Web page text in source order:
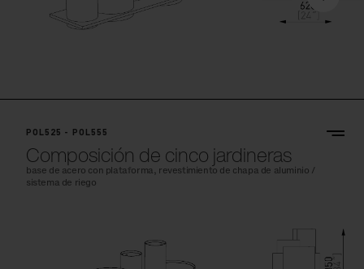
POL525 - POL555
Composición de cinco jardineras
base de acero con plataforma, revestimiento de chapa de aluminio /
sistema de riego